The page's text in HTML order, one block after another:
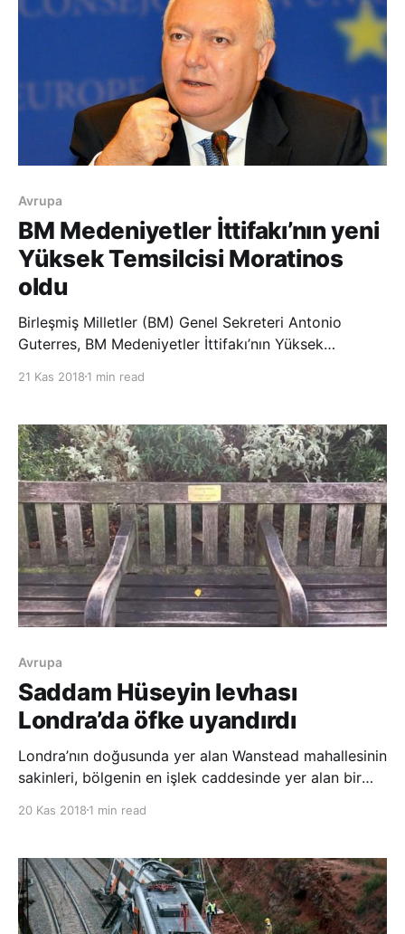
Avrupa
BM Medeniyetler İttifakı’nın yeni
Yüksek Temsilcisi Moratinos
oldu
Birleşmiş Milletler (BM) Genel Sekreteri Antonio
Guterres, BM Medeniyetler İttifakı’nın Yüksek
Angel Moratinos’u atadı. New York’ta yapılan BM
gününde, Medeniyetler İttifakı Yü
21 Kas 2018 1 min read
Avrupa
Saddam Hüseyin levhası
Londra’da öfke uyandırdı
Londra’nın doğusunda yer alan Wanstead mahallesinin
sakinleri, bölgenin en işlek caddesinde yer alan bir
anısına, ‘Saddam Hüseyin’in sevgi dolu anısına 1937 –
oldukça şaşırdı. İngiliz gazetesi
20 Kas 2018 1 min read